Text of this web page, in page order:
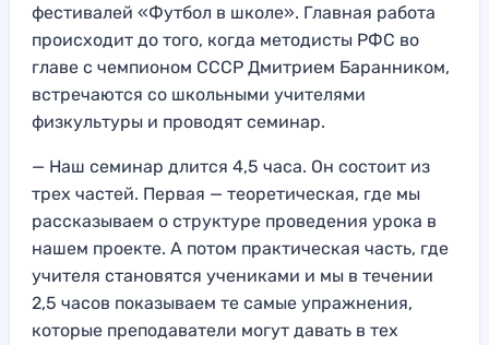
фестивалей «Футбол в школе». Главная работа
происходит до того, когда методисты РФС во
главе с чемпионом СССР Дмитрием Баранником,
встречаются со школьными учителями
физкультуры и проводят семинар.
— Наш семинар длится 4,5 часа. Он состоит из
трех частей. Первая — теоретическая, где мы
рассказываем о структуре проведения урока в
нашем проекте. А потом практическая часть, где
учителя становятся учениками и мы в течении
2,5 часов показываем те самые упражнения,
которые преподаватели могут давать в тех